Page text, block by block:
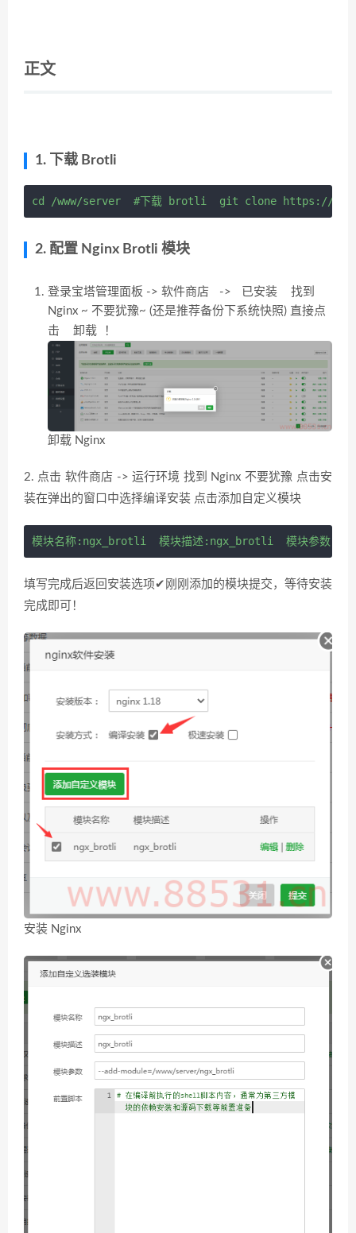
正文
1. 下载 Brotli
cd /www/server  #下载 brotli  git clone https://
2. 配置 Nginx Brotli 模块
登录宝塔管理面板 -> 软件商店 -> 已安装
找到
Nginx ~ 不要犹豫~ (还是推荐备份下系统快照) 直接点
击
卸载 ！
卸载 Nginx
2. 点击 软件商店 -> 运行环境 找到 Nginx 不要犹豫 点击安
装在弹出的窗口中选择编译安装 点击添加自定义模块
模块名称:ngx_brotli  模块描述:ngx_brotli  模块参数
填写完成后返回安装选项✔刚刚添加的模块提交，等待安装
完成即可！
安装 Nginx